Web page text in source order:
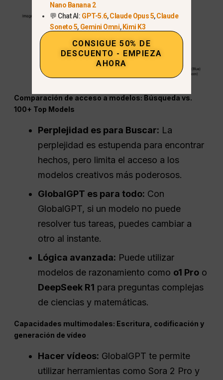
Comparación de acceso a modelos: Búsqueda vs.
100+ Top Models
Perplejidad es para Buscar: La
perplejidad es estupenda para encontrar
hechos, pero limita el acceso a los
modelos creativos más poderosos.
GlobalGPT es para todo: Con
GlobalGPT, si un modelo no puede
resolver tus tareas, puedes cambiar a
otro al instante.
Lógica avanzada: Puede utilizar
modelos de razonamiento como o1 Pro o
DeepSeek R1 para preguntas complejas
de ciencias y matemáticas.
Capacidades multimodales: Escritura, codificación y
generación de vídeo
Hacer vídeos: GlobalGPT te permite
utilizar herramientas como Sora 2 Pro y
Nano Banana 2
💬 Chat AI: GPT-5.6,Claude Opus 5,Claude
Soneto 5, Gemini Omni, Kimi K3
CONSIGUE 50% DE
DESCUENTO - EMPIEZA
AHORA